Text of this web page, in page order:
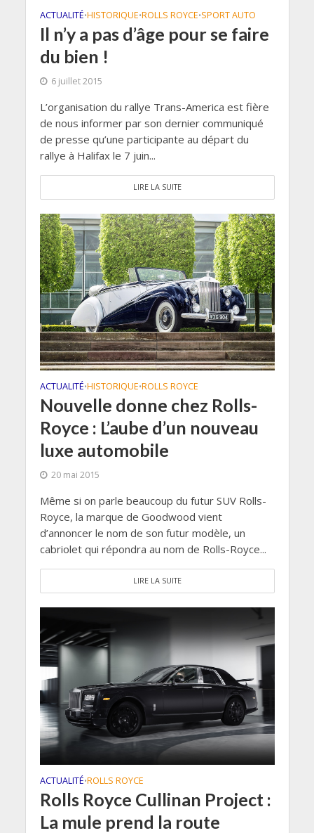
ACTUALITÉ•HISTORIQUE•ROLLS ROYCE•SPORT AUTO
Il n’y a pas d’âge pour se faire
du bien !
6 juillet 2015
L’organisation du rallye Trans-America est fière
de nous informer par son dernier communiqué
de presse qu’une participante au départ du
rallye à Halifax le 7 juin...
LIRE LA SUITE
ACTUALITÉ•HISTORIQUE•ROLLS ROYCE
Nouvelle donne chez Rolls-
Royce : L’aube d’un nouveau
luxe automobile
20 mai 2015
Même si on parle beaucoup du futur SUV Rolls-
Royce, la marque de Goodwood vient
d’annoncer le nom de son futur modèle, un
cabriolet qui répondra au nom de Rolls-Royce...
LIRE LA SUITE
ACTUALITÉ•ROLLS ROYCE
Rolls Royce Cullinan Project :
La mule prend la route